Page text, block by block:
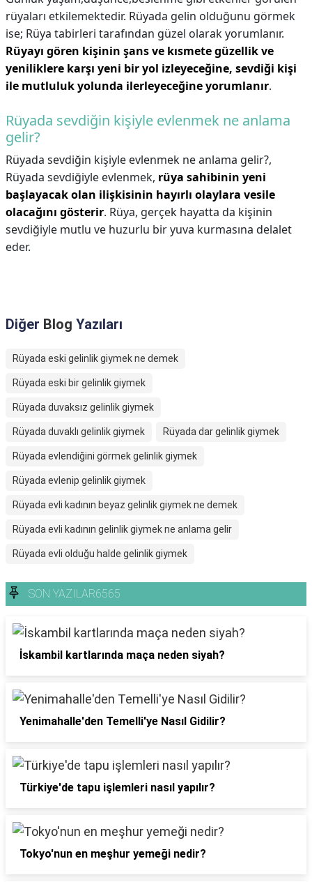
rüyaları etkilemektedir. Rüyada gelin olduğunu görmek
ise; Rüya tabirleri tarafından güzel olarak yorumlanır.
Rüyayı gören kişinin şans ve kısmete güzellik ve
yeniliklere karşı yeni bir yol izleyeceğine, sevdiği kişi
ile mutluluk yolunda ilerleyeceğine yorumlanır.
Rüyada sevdiğin kişiyle evlenmek ne anlama
gelir?
Rüyada sevdiğin kişiyle evlenmek ne anlama gelir?,
Rüyada sevdiğiyle evlenmek, rüya sahibinin yeni
başlayacak olan ilişkisinin hayırlı olaylara vesile
olacağını gösterir. Rüya, gerçek hayatta da kişinin
sevdiğiyle mutlu ve huzurlu bir yuva kurmasına delalet
eder.
Diğer Blog Yazıları
Rüyada eski gelinlik giymek ne demek
Rüyada eski bir gelinlik giymek
Rüyada duvaksız gelinlik giymek
Rüyada duvaklı gelinlik giymek Rüyada dar gelinlik giymek
Rüyada evlendiğini görmek gelinlik giymek
Rüyada evlenip gelinlik giymek
Rüyada evli kadının beyaz gelinlik giymek ne demek
Rüyada evli kadının gelinlik giymek ne anlama gelir
Rüyada evli olduğu halde gelinlik giymek
SON YAZILAR6565
İskambil kartlarında maça neden siyah?
Yenimahalle'den Temelli'ye Nasıl Gidilir?
Türkiye'de tapu işlemleri nasıl yapılır?
Tokyo'nun en meşhur yemeği nedir?